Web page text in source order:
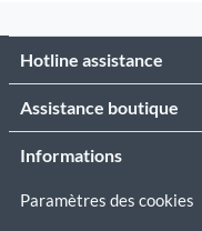
Hotline assistance
Assistance boutique
Informations
Paramètres des cookies